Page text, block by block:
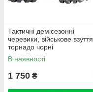
Тактичні демісезонні
черевики, військове взуття
торнадо чорні
В наявності
1 750 ₴